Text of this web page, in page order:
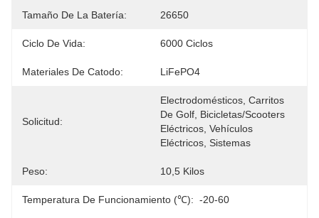
Tamaño De La Batería: 26650
Ciclo De Vida: 6000 Ciclos
Materiales De Catodo: LiFePO4
Solicitud:
Electrodomésticos, Carritos
De Golf, Bicicletas/scooters
Eléctricos, Vehículos
Eléctricos, Sistemas
Peso: 10,5 Kilos
Temperatura De Funcionamiento (℃): -20-60